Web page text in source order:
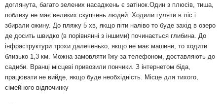
доглянута, багато зелених насаджень є затінок.Один з плюсів, тиша,
поблизу не має великих скупчень людей. Ходили гуляти в ліс і
збирали ожину. До пляжу 5 хв, якщо піти наліво то буде захід в озеро
де досить швидко (в порівнянні з іншими) починається глибина. До
інфраструктури трохи далеченько, якщо не має машини, то ходити
близько 1,3 км. Можна замовляти їжу за телефоном, доставляють до
садиби. Вранці місцеві привозили пончики. З інтернетом біда,
працювати не вийде, якщо буде необхідність. Місце для тихого,
сімейного відпочинку